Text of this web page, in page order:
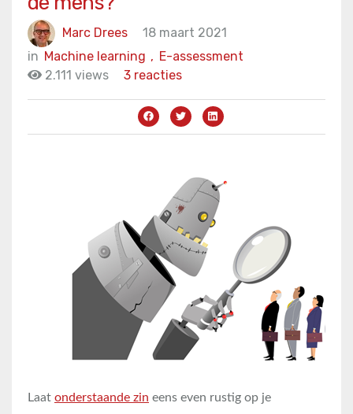
Marc Drees
18 maart 2021
in
E-assessment
Machine learning ,
2.111 views
3 reacties
Laat onderstaande zin eens even rustig op je